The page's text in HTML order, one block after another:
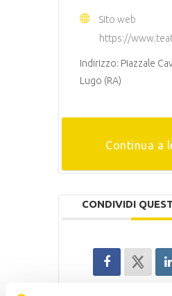
Sito web
https://
Indirizzo: Piazzale
Lugo (RA)
Continua a
CONDIVIDI